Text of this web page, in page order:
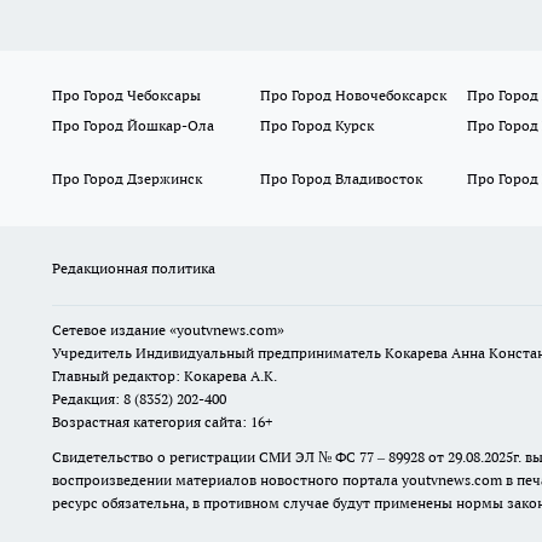
Про Город Чебоксары Про Город Новочебоксарск Про Город
Про Город Йошкар-Ола
Про Город Курск Про
Про Город Дзержинск
Про Город Владивосток Про Город
Редакционная политика
Сетевое издание «youtvnews.com»
Учредитель Индивидуальный предприниматель Кокарева Анна
Главный редактор: Кокарева А.К.
Редакция: 8 (8352) 202-400
Возрастная категория сайта: 16+
Свидетельство о регистрации СМИ ЭЛ № ФС 77 – 89928 от
воспроизведении материалов новостного портала youtvnews.com в
ресурс обязательна, в противном случае будут применены нормы